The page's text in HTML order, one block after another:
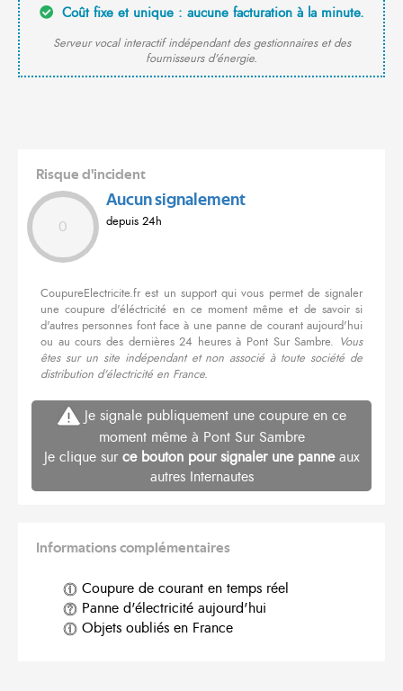
Coût fixe et unique : aucune facturation à la minute.
Serveur vocal interactif indépendant des gestionnaires et des
fournisseurs d'énergie.
Risque d'incident
0
Aucun signalement
depuis 24h
CoupureElectricite.fr est un support qui vous permet de signaler
une coupure d'éléctricité en ce moment même et de savoir si
d'autres personnes font face à une panne de courant aujourd'hui
ou au cours des dernières 24 heures à Pont Sur Sambre. Vous
êtes sur un site indépendant et non associé à toute société de
distribution d'électricité en France.
Je signale publiquement une coupure en ce
moment même à Pont Sur Sambre
Je clique sur ce bouton pour signaler une panneaux
autres Internautes
Informations complémentaires
Coupure de courant en temps réel
Panne d'électricité aujourd'hui
Objets oubliés en France